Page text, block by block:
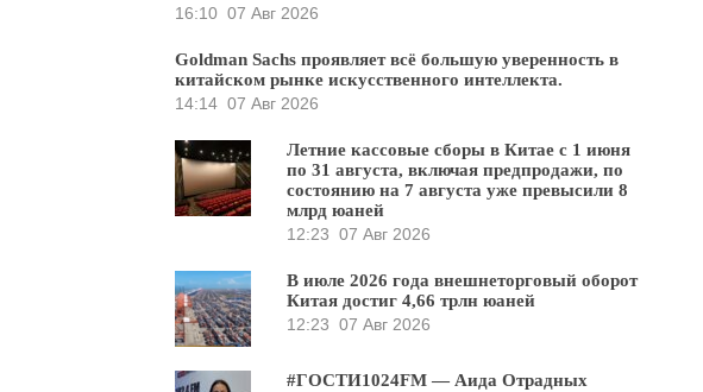
16:10 07 Авг 2026
Goldman Sachs проявляет всё большую уверенность в
китайском рынке искусственного интеллекта.
14:14 07 Авг 2026
Летние кассовые сборы в Китае с 1 июня
по 31 августа, включая предпродажи, по
состоянию на 7 августа уже превысили 8
млрд юаней
12:23 07 Авг 2026
В июле 2026 года внешнеторговый оборот
Китая достиг 4,66 трлн юаней
12:23 07 Авг 2026
#ГОСТИ1024FM — Аида Отрадных